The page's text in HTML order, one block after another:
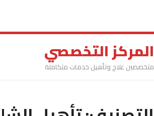
المركز التخصصي
متخصصين علاج وتأهيل خدمات متكاملة